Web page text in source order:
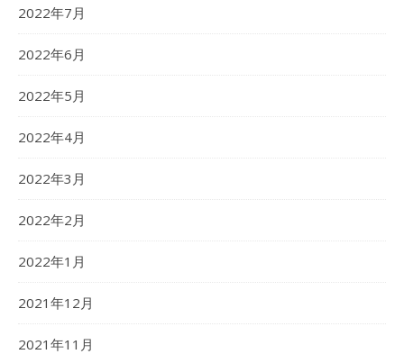
2022年7月
2022年6月
2022年5月
2022年4月
2022年3月
2022年2月
2022年1月
2021年12月
2021年11月